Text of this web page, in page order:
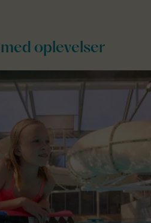
oplevelser